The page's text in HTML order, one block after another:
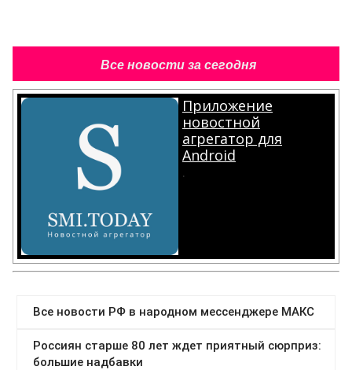
Все новости за сегодня
Приложение
новостной
агрегатор для
Android
.